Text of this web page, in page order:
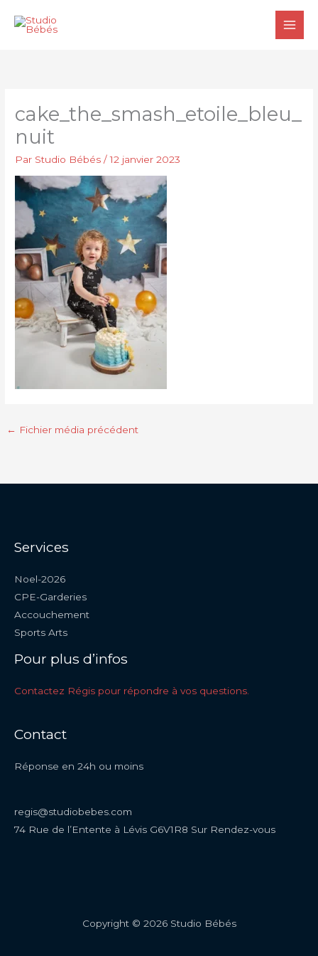
cake_the_smash_etoile_bleu_
nuit
Par Studio Bébés/12 janvier 2023
← Fichier média précédent
Services
Noel-2026
CPE-Garderies
Accouchement
Sports Arts
Pour plus d’infos
Contactez Régis pour répondre à vos questions.
Contact
Réponse en 24h ou moins
regis@studiobebes.com
74 Rue de l’Entente à Lévis G6V1R8 Sur Rendez-vous
Copyright © 2026 Studio Bébés